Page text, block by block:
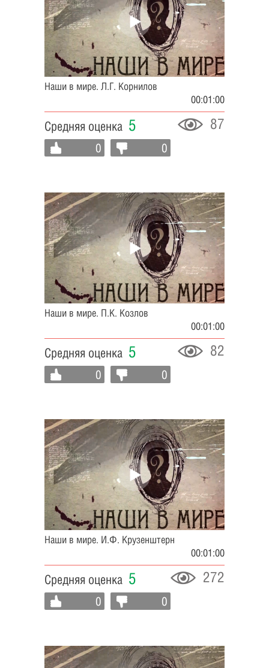
Наши в мире. Л.Г. Корнилов
00:01:00
Средняя оценка 5 87
0 0
Наши в мире. П.К. Козлов
00:01:00
Средняя оценка 5 82
0 0
Наши в мире. И.Ф. Крузенштерн
00:01:00
Средняя оценка 5 272
0 0